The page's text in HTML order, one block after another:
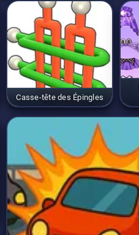
Casse-tête des Épingles